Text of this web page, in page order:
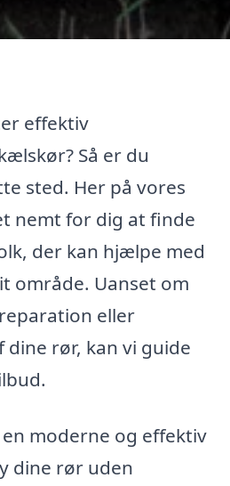
effektiv
Så er du
sted. Her på vores
nemt for dig at finde
der kan hjælpe med
område. Uanset om
eller
dine rør, kan vi guide
moderne og effektiv
dine rør uden